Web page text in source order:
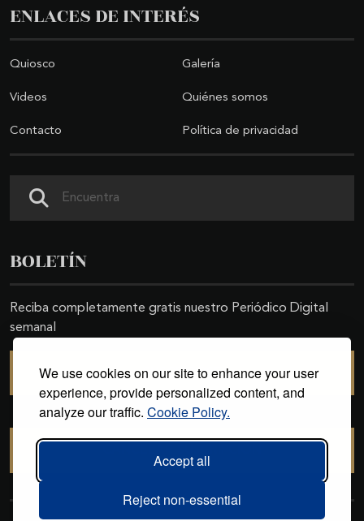
We use cookies on our site to enhance your user
experience, provide personalized content, and
analyze our traffic. Cookie Policy.
Accept all
Reject non-essential
ENLACES DE INTERÉS
Quiosco Galería
Videos Quiénes somos
Contacto Política de privacidad
BOLETÍN
Reciba completamente gratis nuestro Periódico Digital
semanal
SUSCRIBIRSE